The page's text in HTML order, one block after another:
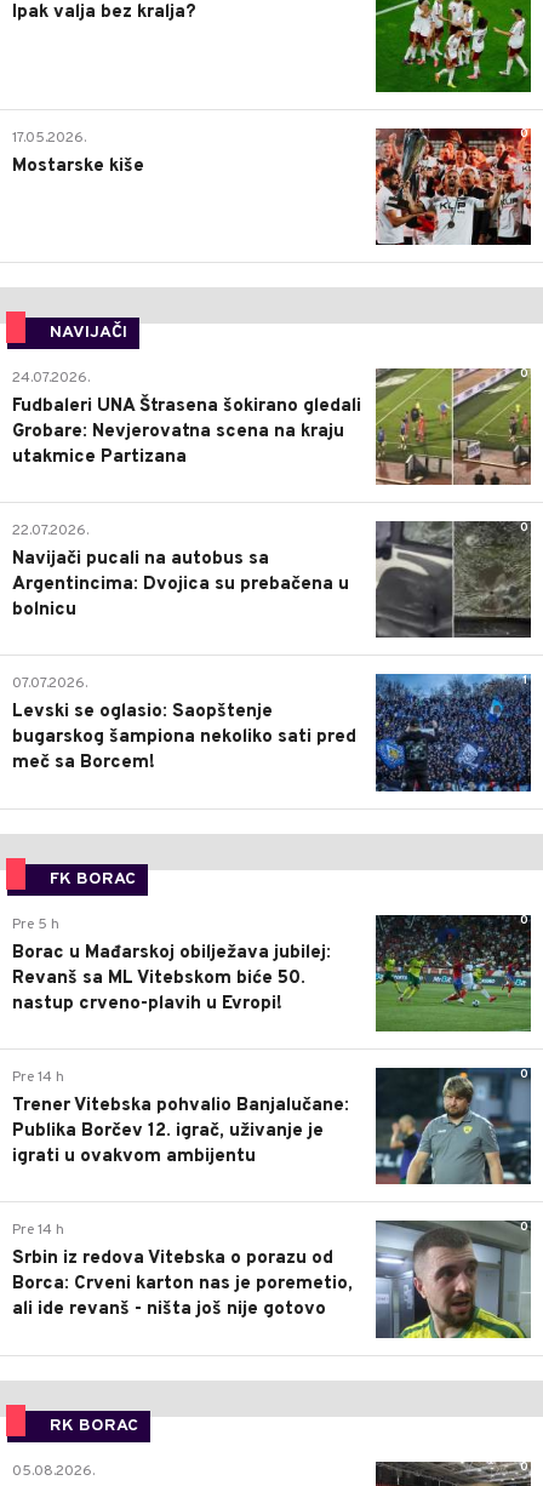
Ipak valja bez kralja?
0
17.05.2026.
Mostarske kiše
NAVIJAČI
0
24.07.2026.
Fudbaleri UNA Štrasena šokirano gledali
Grobare: Nevjerovatna scena na kraju
utakmice Partizana
0
22.07.2026.
Navijači pucali na autobus sa
Argentincima: Dvojica su prebačena u
bolnicu
1
07.07.2026.
Levski se oglasio: Saopštenje
bugarskog šampiona nekoliko sati pred
meč sa Borcem!
FK BORAC
0
Pre 5 h
Borac u Mađarskoj obilježava jubilej:
Revanš sa ML Vitebskom biće 50.
nastup crveno-plavih u Evropi!
0
Pre 14 h
Trener Vitebska pohvalio Banjalučane:
Publika Borčev 12. igrač, uživanje je
igrati u ovakvom ambijentu
0
Pre 14 h
Srbin iz redova Vitebska o porazu od
Borca: Crveni karton nas je poremetio,
ali ide revanš - ništa još nije gotovo
RK BORAC
0
05.08.2026.